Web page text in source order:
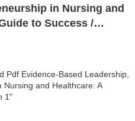
in Nursing and
to Success /